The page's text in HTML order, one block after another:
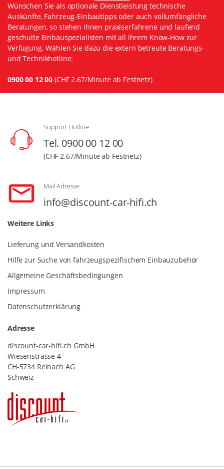
Wünschen Sie als optionale Dienstleistung technische
Auskünfte, Fahrzeug-Einbautipps oder auch vollumfängliche
Beratungen, so stehen Ihnen praxiserfahrene und laufend
geschulte Einbauspezialisten mit all ihrem Know-How zur
Verfügung. Wählen Sie dazu die extern betreute Beratungs-
und Technikhotline:
0900 00 12 00 (CHF 2.67/Minute ab Festnetz)
Support Hotline
Tel. 0900 00 12 00
(CHF 2.67/Minute ab Festnetz)
Mail Adresse
info@discount-car-hifi.ch
Weitere Links
Lieferung und Versandkosten
Hilfe zur Suche von fahrzeugspezifischem Einbauzubehör
Allgemeine Geschäftsbedingungen
Impressum
Datenschutzerklärung
Adresse
discount-car-hifi.ch GmbH
Wiesenstrasse 4
CH-5734 Reinach AG
Schweiz